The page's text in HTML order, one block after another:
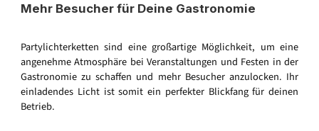
Mehr Besucher für Deine Gastronomie
Partylichterketten sind eine großartige Möglichkeit, um eine
angenehme Atmosphäre bei Veranstaltungen und Festen in der
Gastronomie zu schaffen und mehr Besucher anzulocken. Ihr
einladendes Licht ist somit ein perfekter Blickfang für deinen
Betrieb.